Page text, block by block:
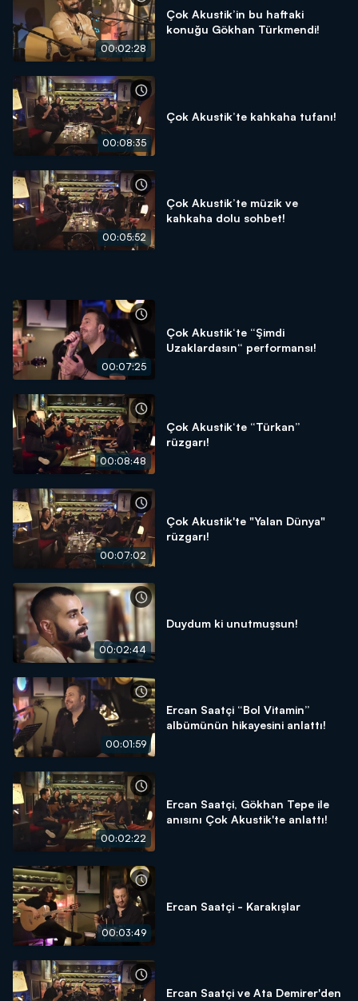
00:02:28
Çok Akustik’in bu haftaki
konuğu Gökhan Türkmendi!
00:08:35
Çok Akustik’te kahkaha tufanı!
00:05:52
Çok Akustik’te müzik ve
kahkaha dolu sohbet!
00:07:25
Çok Akustik‘te “Şimdi
Uzaklardasın“ performansı!
00:08:48
Çok Akustik‘te “Türkan”
rüzgarı!
00:07:02
Çok Akustik'te "Yalan Dünya"
rüzgarı!
00:02:44
Duydum ki unutmuşsun!
00:01:59
Ercan Saatçi “Bol Vitamin”
albümünün hikayesini anlattı!
00:02:22
Ercan Saatçi, Gökhan Tepe ile
anısını Çok Akustik'te anlattı!
00:03:49
Ercan Saatçi - Karakışlar
Ercan Saatçi ve Ata Demirer'den